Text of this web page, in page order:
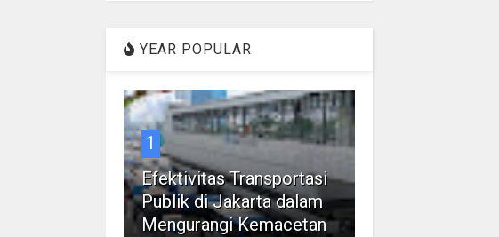
YEAR POPULAR
1
Efektivitas Transportasi
Publik di Jakarta dalam
Mengurangi Kemacetan